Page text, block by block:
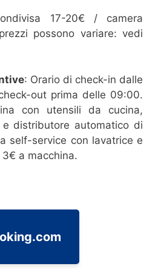
17-20€ / camera
possono variare: vedi
: Orario di check-in dalle
out prima delle 09:00.
con utensili da cucina,
distributore automatico di
self-service con lavatrice e
a macchina.